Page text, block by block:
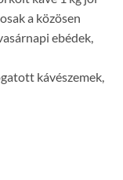
a közösen
ebédek,
kávészemek,